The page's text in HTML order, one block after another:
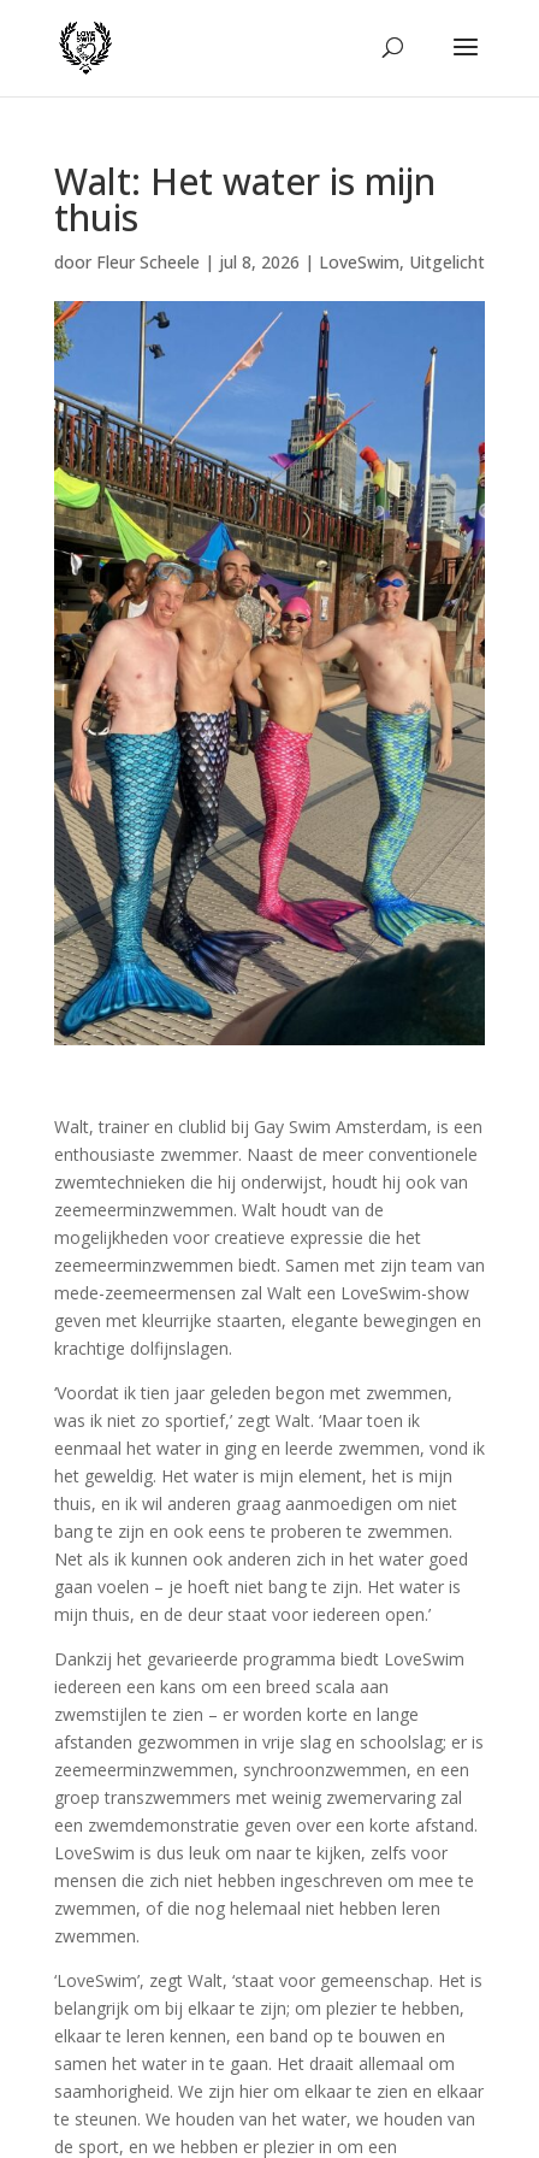
Walt: Het water is mijn
thuis
door Fleur Scheele | jul 8, 2026 | LoveSwim, Uitgelicht
Walt, trainer en clublid bij Gay Swim Amsterdam, is een
enthousiaste zwemmer. Naast de meer conventionele
zwemtechnieken die hij onderwijst, houdt hij ook van
zeemeerminzwemmen. Walt houdt van de
mogelijkheden voor creatieve expressie die het
zeemeerminzwemmen biedt. Samen met zijn team van
mede-zeemeermensen zal Walt een LoveSwim-show
geven met kleurrijke staarten, elegante bewegingen en
krachtige dolfijnslagen.
‘Voordat ik tien jaar geleden begon met zwemmen,
was ik niet zo sportief,’ zegt Walt. ‘Maar toen ik
eenmaal het water in ging en leerde zwemmen, vond ik
het geweldig. Het water is mijn element, het is mijn
thuis, en ik wil anderen graag aanmoedigen om niet
bang te zijn en ook eens te proberen te zwemmen.
Net als ik kunnen ook anderen zich in het water goed
gaan voelen – je hoeft niet bang te zijn. Het water is
mijn thuis, en de deur staat voor iedereen open.’
Dankzij het gevarieerde programma biedt LoveSwim
iedereen een kans om een breed scala aan
zwemstijlen te zien – er worden korte en lange
afstanden gezwommen in vrije slag en schoolslag; er is
zeemeerminzwemmen, synchroonzwemmen, en een
groep transzwemmers met weinig zwemervaring zal
een zwemdemonstratie geven over een korte afstand.
LoveSwim is dus leuk om naar te kijken, zelfs voor
mensen die zich niet hebben ingeschreven om mee te
zwemmen, of die nog helemaal niet hebben leren
zwemmen.
‘LoveSwim’, zegt Walt, ‘staat voor gemeenschap. Het is
belangrijk om bij elkaar te zijn; om plezier te hebben,
elkaar te leren kennen, een band op te bouwen en
samen het water in te gaan. Het draait allemaal om
saamhorigheid. We zijn hier om elkaar te zien en elkaar
te steunen. We houden van het water, we houden van
de sport, en we hebben er plezier in om een